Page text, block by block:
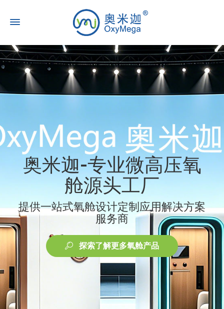
奥米迦-专业微高压氧
舱源头工厂
提供一站式氧舱设计定制应用解决方案
服务商
探索了解更多氧舱产品